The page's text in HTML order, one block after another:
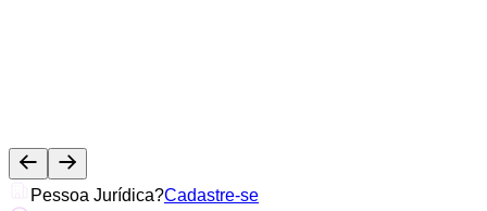
Pessoa Jurídica?Cadastre-se